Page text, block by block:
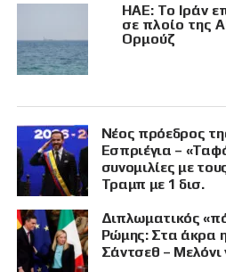
ΗΑΕ: Το Ιράν
σε πλοίο της
Ορμούζ
Νέος πρόεδρος
Εσπριέγια –
συνομιλίες με
Τραμπ με 1 δισ.
Διπλωματικός
Ρώμης: Στα άκρα
Σάντσεθ – Μελόνι